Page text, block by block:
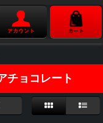
チョコレート